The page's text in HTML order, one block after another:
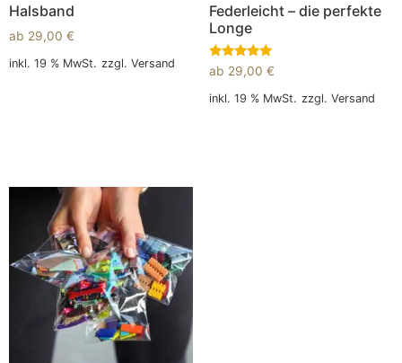
Halsband
ab 29,00 €
inkl. 19 % MwSt. zzgl. Versand
Federleicht – die perfekte
Longe
Bewertet
mit
5.00
von 5
ab 29,00 €
inkl. 19 % MwSt. zzgl. Versand